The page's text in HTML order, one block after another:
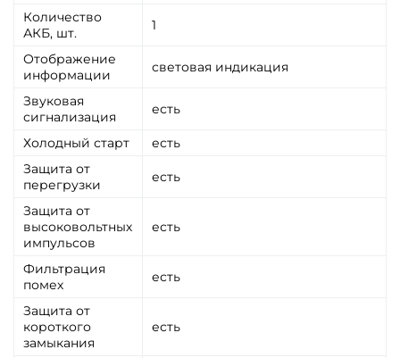
Количество
АКБ, шт.
1
Отображение
информации
световая индикация
Звуковая
сигнализация
есть
Холодный старт
есть
Защита от
перегрузки
есть
Защита от
высоковольтных
импульсов
есть
Фильтрация
помех
есть
Защита от
короткого
замыкания
есть